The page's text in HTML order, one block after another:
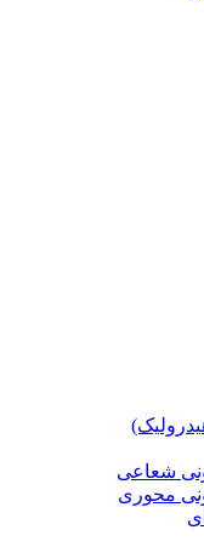
شعاعی
محوری